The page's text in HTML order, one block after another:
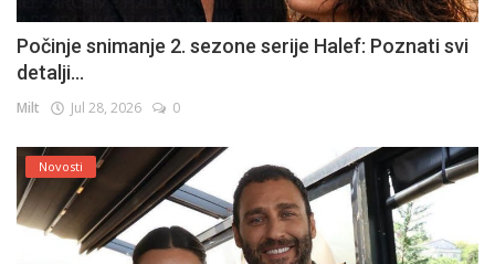
Počinje snimanje 2. sezone serije Halef: Poznati svi
detalji...
Milt Jul 28, 2026 0
Novosti